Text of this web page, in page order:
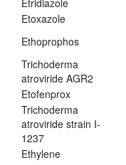
Etridiazole
Etoxazole
Ethoprophos
Trichoderma
atroviride AGR2
Etofenprox
Trichoderma
atroviride strain I-
1237
Ethylene